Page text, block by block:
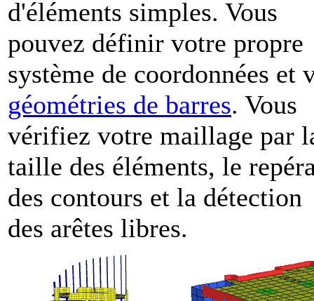
d'éléments simples. Vous
pouvez définir votre propre
système de coordonnées et
géométries de barres. Vous
vérifiez votre maillage par
taille des éléments, le
des contours et la détection
des arêtes libres.